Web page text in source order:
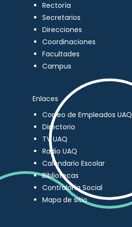
Rectoría
Secretarios
Direcciones
Coordinaciones
Facultades
Campus
Enlaces
Correo de Empleados UAQ
Directorio
TV UAQ
Radio UAQ
Calendario Escolar
Bibliotecas
Contraloría Social
Mapa de sitio